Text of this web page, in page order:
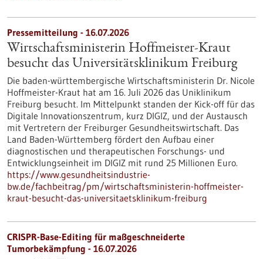
Pressemitteilung - 16.07.2026
Wirtschaftsministerin Hoffmeister-Kraut
besucht das Universitätsklinikum Freiburg
Die baden-württembergische Wirtschaftsministerin Dr. Nicole
Hoffmeister-Kraut hat am 16. Juli 2026 das Uniklinikum
Freiburg besucht. Im Mittelpunkt standen der Kick-off für das
Digitale Innovationszentrum, kurz DIGIZ, und der Austausch
mit Vertretern der Freiburger Gesundheitswirtschaft. Das
Land Baden-Württemberg fördert den Aufbau einer
diagnostischen und therapeutischen Forschungs- und
Entwicklungseinheit im DIGIZ mit rund 25 Millionen Euro.
https://www.gesundheitsindustrie-
bw.de/fachbeitrag/pm/wirtschaftsministerin-hoffmeister-
kraut-besucht-das-universitaetsklinikum-freiburg
CRISPR-Base-Editing für maßgeschneiderte
Tumorbekämpfung - 16.07.2026